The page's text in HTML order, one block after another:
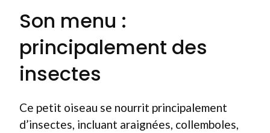
Son menu :
principalement des
insectes
Ce petit oiseau se nourrit principalement
d’insectes, incluant araignées, collemboles,